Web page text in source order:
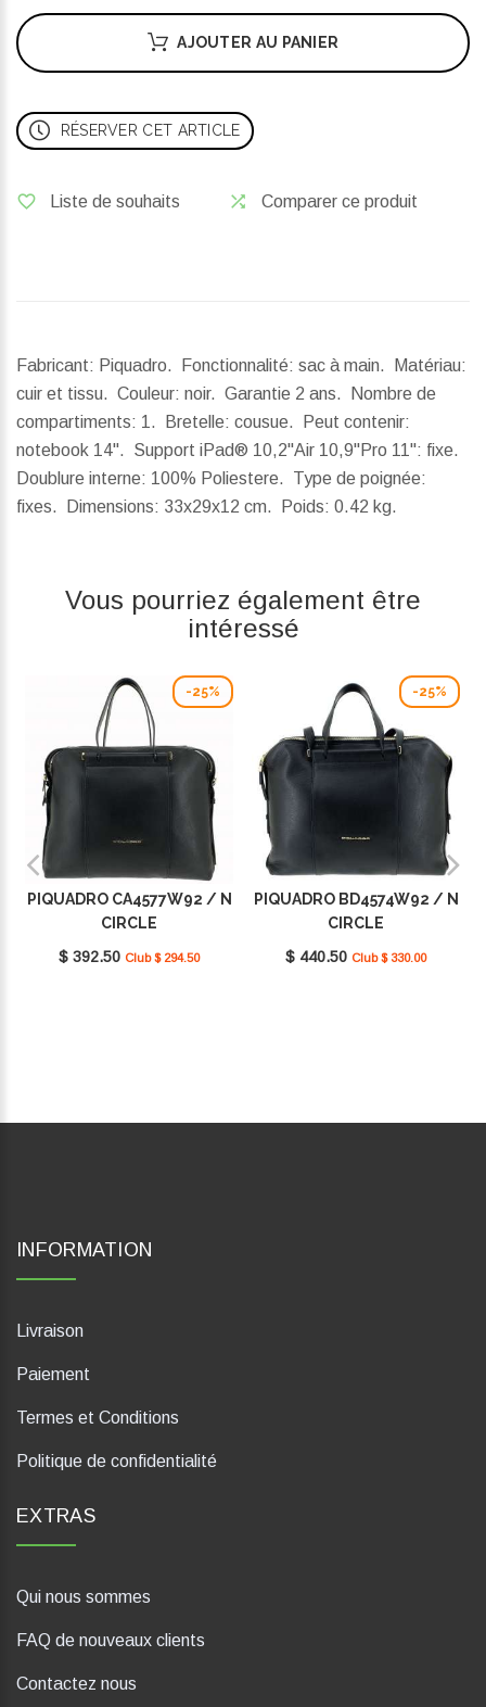
AJOUTER AU PANIER
RÉSERVER CET ARTICLE
Liste de souhaits Comparer ce produit
Fabricant: Piquadro. Fonctionnalité: sac à main. Matériau:
cuir et tissu. Couleur: noir. Garantie 2 ans. Nombre de
compartiments: 1. Bretelle: cousue. Peut contenir:
notebook 14". Support iPad® 10,2''Air 10,9''Pro 11'': fixe.
Doublure interne: 100% Poliestere. Type de poignée:
fixes.
Dimensions: 33x29x12 cm. Poids: 0.42 kg.
Vous pourriez également être
intéressé
-25%
PIQUADRO CA4577W92 / N
CIRCLE
$ 392.50 Club $ 294.50
-25%
PIQUADRO BD4574W92 / N
CIRCLE
$ 440.50 Club $ 330.00
INFORMATION
Livraison
Paiement
Termes et Conditions
Politique de confidentialité
EXTRAS
Qui nous sommes
FAQ de nouveaux clients
Contactez nous